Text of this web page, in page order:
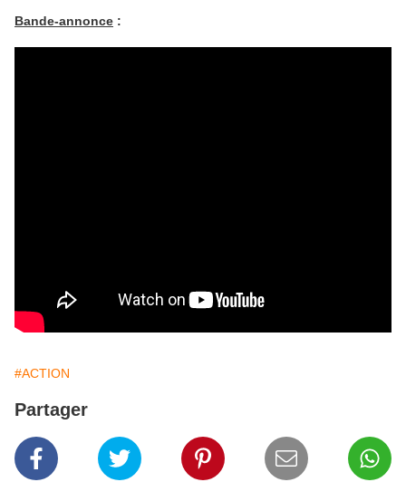
Bande-annonce :
#ACTION
Partager